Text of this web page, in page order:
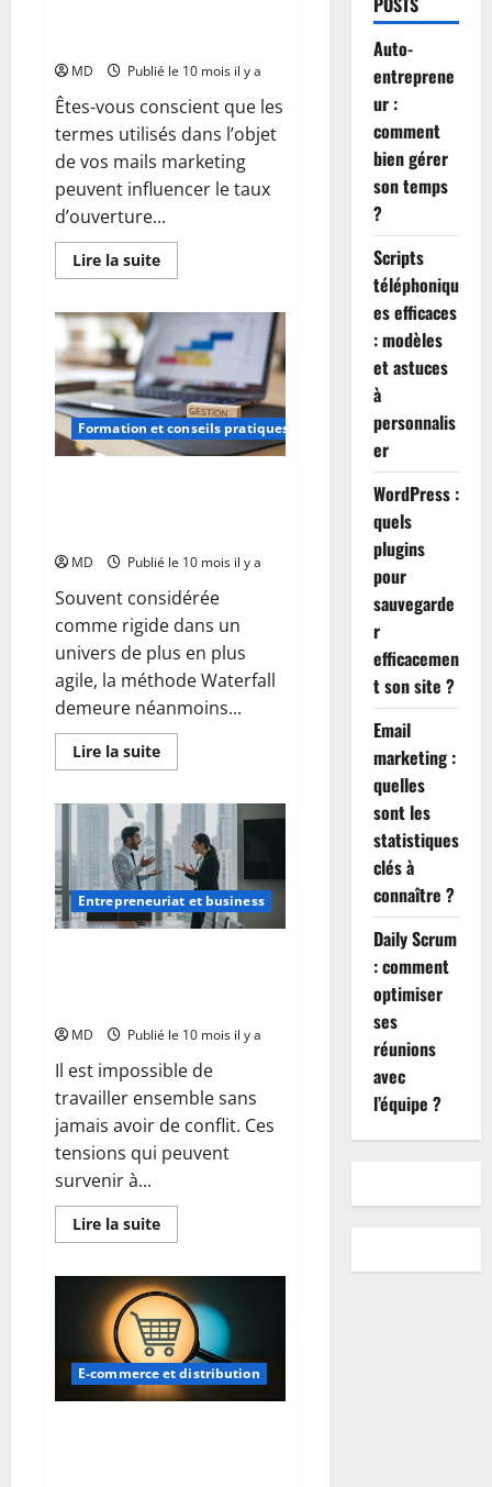
MD Publié le 10 mois il y a
Êtes-vous conscient que les
termes utilisés dans l’objet
de vos mails marketing
peuvent influencer le taux
d’ouverture...
Lire la suiteEn
savoir
Bien
rédiger
l’objet
pour
booster
le
taux
d’ouverture
des
emails
Formation et conseils pratiques
MD Publié le 10 mois il y a
Souvent considérée
comme rigide dans un
univers de plus en plus
agile, la méthode Waterfall
demeure néanmoins...
Lire la suiteEn
savoir
Waterfall
comprendre
et
appliquer
cette
méthode
de
gestion
Entrepreneuriat et business
MD Publié le 10 mois il y a
Il est impossible de
travailler ensemble sans
jamais avoir de conflit. Ces
tensions qui peuvent
survenir à...
Lire la suiteEn
savoir
Gestion
des
conflits
au
travail
:
tout
ce
qu’il
E-commerce et distribution
Auto-
entreprene
ur :
comment
bien gérer
son temps
?
Scripts
téléphoniqu
es efficaces
: modèles
et astuces
à
personnalis
er
WordPress :
quels
plugins
pour
sauvegarde
r
efficacemen
t son site ?
Email
marketing :
quelles
sont les
statistiques
clés à
connaître ?
Daily Scrum
: comment
optimiser
ses
réunions
avec
l’équipe ?